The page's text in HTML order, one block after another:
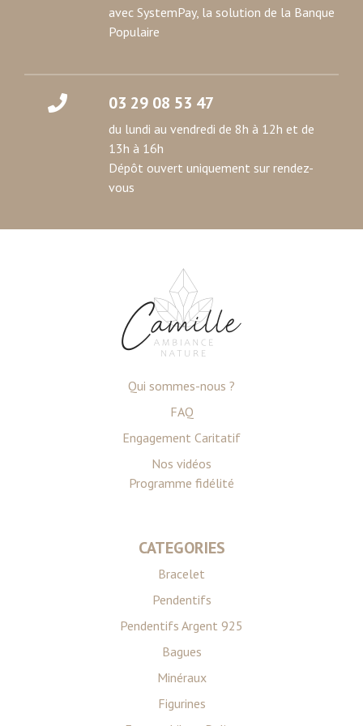
avec SystemPay, la solution de la Banque
Populaire
03 29 08 53 47
du lundi au vendredi de 8h à 12h et de
13h à 16h
Dépôt ouvert uniquement sur rendez-
vous
Qui sommes-nous ?
FAQ
Engagement Caritatif
Nos vidéos
Programme fidélité
CATEGORIES
Bracelet
Pendentifs
Pendentifs Argent 925
Bagues
Minéraux
Figurines